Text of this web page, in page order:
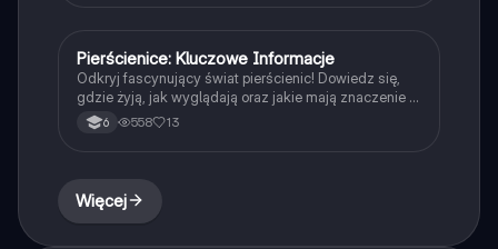
Biologia
Pierścienice: Kluczowe Informacje
Odkryj fascynujący świat pierścienic! Dowiedz się,
gdzie żyją, jak wyglądają oraz jakie mają znaczenie w
ekosystemie i dla człowieka. Ta prezentacja omawia
ich budowę, rolę w glebie, oraz wpływ na zdrowie ryb.
6 558 13
Więcej